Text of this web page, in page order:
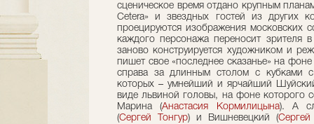
сценическое время отдано крупным
Сetera» и звездных гостей из других
проецируются изображения московских
каждого персонажа переносит зрителя
заново конструируется художником и
пишет свое «последнее сказанье» на
справа за длинным столом с кубками
которых – умнейший и ярчайший
виде львиной головы, на фоне которого
Марина (Анастасия Кормилицына). А
(Сергей Тонгур) и Вишневецкий (